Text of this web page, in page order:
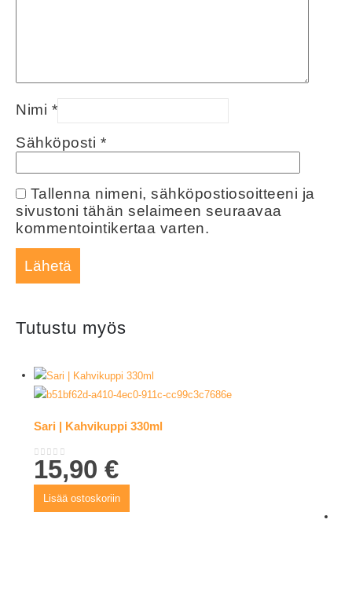
Nimi *
Sähköposti *
Tallenna nimeni, sähköpostiosoitteeni ja
sivustoni tähän selaimeen seuraavaa
kommentointikertaa varten.
Tutustu myös
Sari | Kahvikuppi 330ml
0out of 5
15,90€
Lisää ostoskoriin